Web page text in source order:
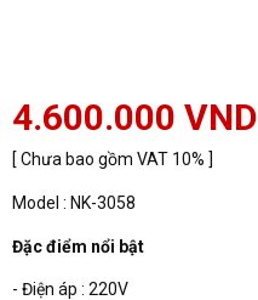
4.600.000 VND
[ Chưa bao gồm VAT 10% ]
Model : NK-3058
Đặc điểm nổi bật
- Điện áp : 220V